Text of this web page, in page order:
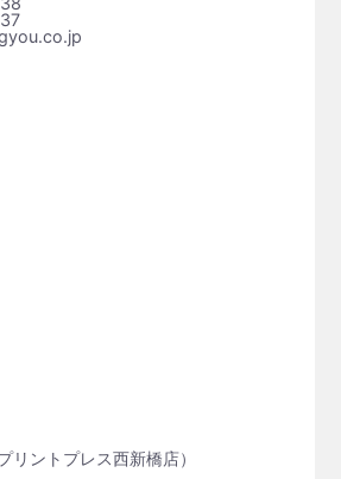
リントプレス⻄新橋店）